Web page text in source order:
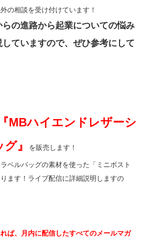
の相談を受け付けています！
の進路から起業についての悩み
していますので、ぜひ参考にして
『MBハイエンドレザーシ
』
を販売します！
ベルバッグの素材を使った「ミニボスト
ます！ライブ配信に詳細説明しますの
ば、月内に配信したすべてのメールマガ